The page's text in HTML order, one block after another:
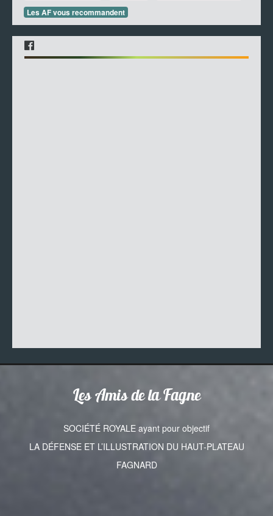
Les AF vous recommandent
Les Amis de la Fagne
SOCIÉTÉ ROYALE ayant pour objectif
LA DÉFENSE ET L’ILLUSTRATION DU HAUT-PLATEAU
FAGNARD